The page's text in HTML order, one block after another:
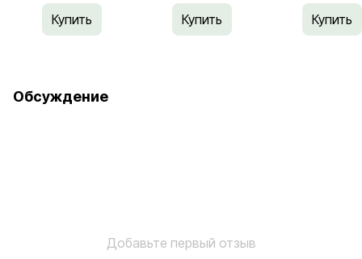
Купить Купить Купить
Обсуждение
Добавьте первый отзыв